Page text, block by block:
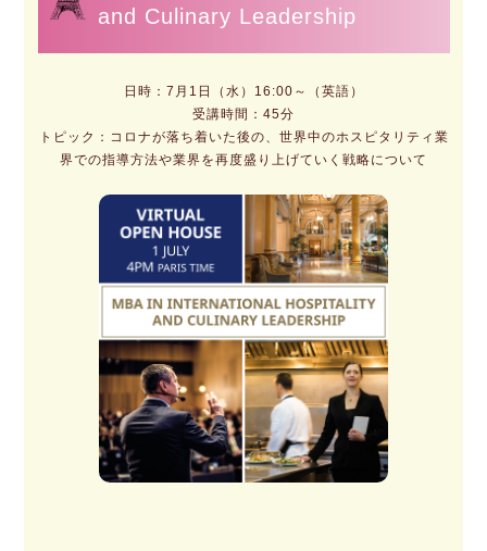
and Culinary Leadership
日時：7月1日（水）16:00～（英語）
受講時間：45分
トピック：コロナが落ち着いた後の、世界中のホスピタリティ業
界での指導方法や業界を再度盛り上げていく戦略について